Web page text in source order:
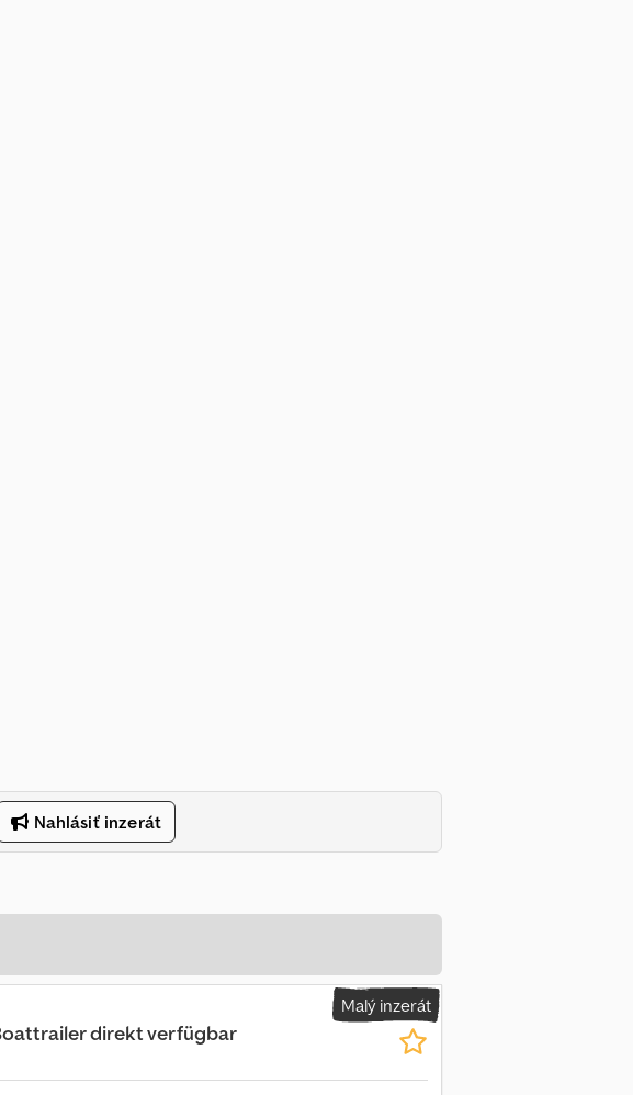
Nahlásiť inzerát
Malý inzerát
direkt verfügbar